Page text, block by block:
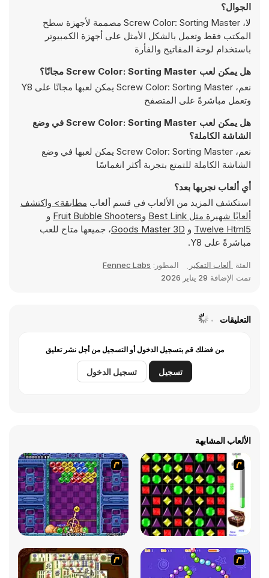
الجوال؟
لا، Screw Color: Sorting Master مصممة لأجهزة سطح
المكتب فقط وتعمل بالشكل الأمثل على أجهزة الكمبيوتر
باستخدام لوحة المفاتيح والفأرة
هل يمكن لعب Screw Color: Sorting Master مجانًا؟
نعم، Screw Color: Sorting Master يمكن لعبها مجانًا على Y8
وتعمل مباشرةً على المتصفح
هل يمكن لعب Screw Color: Sorting Master في وضع
الشاشة الكاملة؟
نعم، Screw Color: Sorting Master يمكن لعبها في وضع
الشاشة الكاملة للتمتع بتجربة أكثر انغماسًا
أي ألعاب نجربها بعد؟
استكشف المزيد من الألعاب في قسم ألعاب
مطابقة> واكتشف
ألعابًا شهيرة مثل Best Link وFruit Bubble Shooters و
Twelve Html5 و Goods Master 3D، جميعها متاح للعب
مباشرةً على Y8.
الفئة ألعاب التفكير المطور: Fennec Labs
تمت الإضافة 29 يناير 2026
التعليقات
من فضلك قم بتسجيل الدخول أو التسجيل من أجل نشر تعليق
تسجيل تسجيل الدخول
الألعاب المشابهة